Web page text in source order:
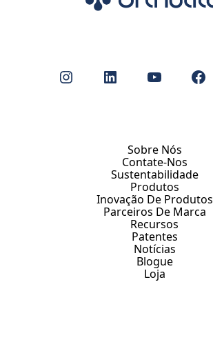
Instagram LinkedIn Youtube Facebook
Sobre Nós
Contate-Nos
Sustentabilidade
Produtos
Inovação De Produtos
Parceiros De Marca
Recursos
Patentes
Notícias
Blogue
Loja